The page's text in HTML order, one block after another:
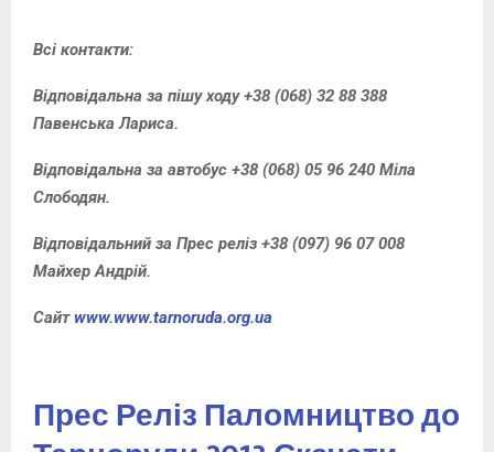
Всі контакти:
Відповідальна за пішу ходу+38 (068) 32 88 388
Павенська Лариса.
Відповідальна за автобус +38 (068) 05 96 240 Міла
Слободян.
Відповідальний за Прес реліз +38 (097) 96 07 008
Майхер Андрій.
Сайтwww.www.tarnoruda.org.ua
Прес Реліз Паломництво до